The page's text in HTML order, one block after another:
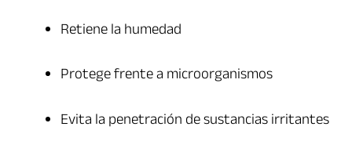
Retiene la humedad
Protege frente a microorganismos
Evita la penetración de sustancias irritantes